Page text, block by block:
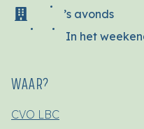
’s avonds
In het
WAAR?
CVO LBC